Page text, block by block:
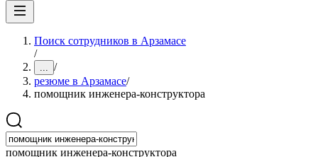
Поиск сотрудников в Арзамасе
/
... /
резюме в Арзамасе/
помощник инженера-конструктора
помощник инженера-конструктора